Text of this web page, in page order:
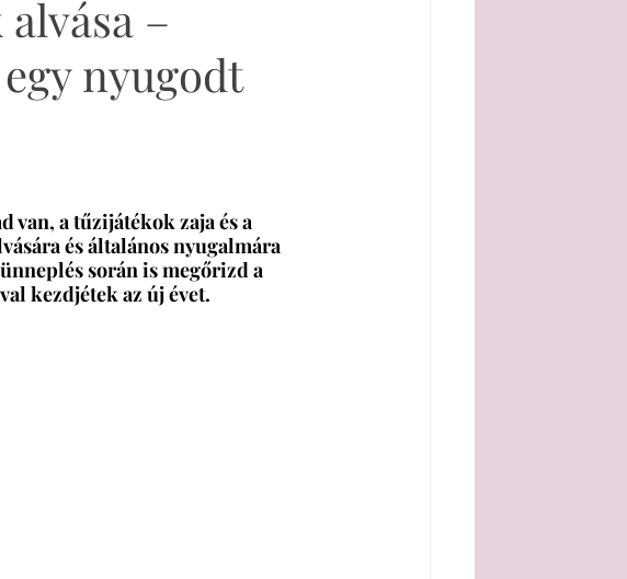
–
nyugodt
van, a tűzijátékok zaja és a
és általános nyugalmára
során is megőrizd a
kezdjétek az új évet.